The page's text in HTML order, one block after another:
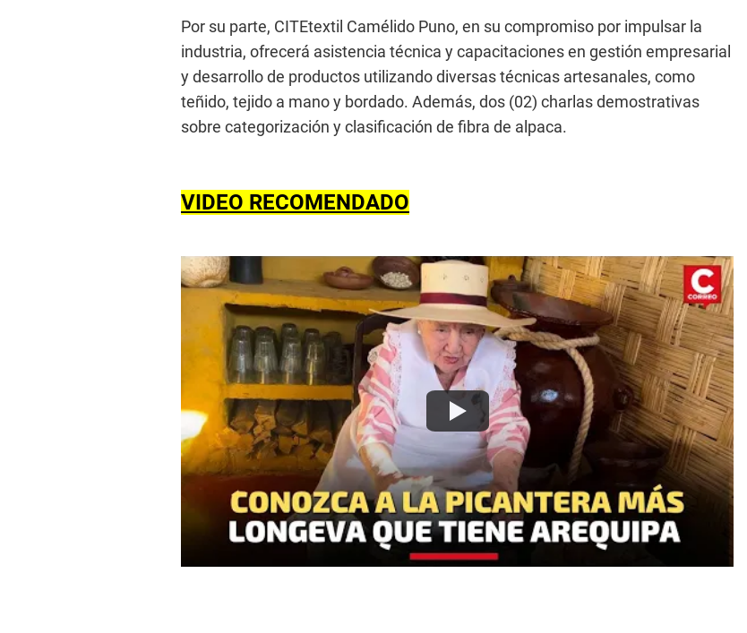
Por su parte, CITEtextil Camélido Puno, en su compromiso por impulsar la
industria, ofrecerá asistencia técnica y capacitaciones en gestión empresarial
y desarrollo de productos utilizando diversas técnicas artesanales, como
teñido, tejido a mano y bordado. Además, dos (02) charlas demostrativas
sobre categorización y clasificación de fibra de alpaca.
VIDEO RECOMENDADO